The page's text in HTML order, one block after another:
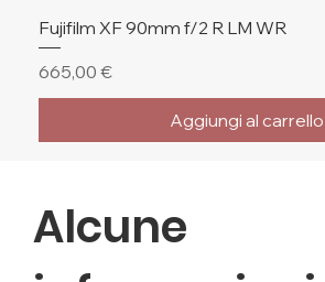
Alcune
Fujifilm XF 90mm f/2 R LM WR
Prezzo
665,00 €
Aggiungi al carrello